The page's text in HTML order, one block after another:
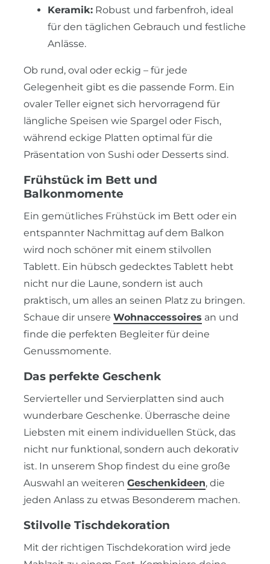
Keramik: Robust und farbenfroh, ideal
für den täglichen Gebrauch und festliche
Anlässe.
Ob rund, oval oder eckig – für jede
Gelegenheit gibt es die passende Form. Ein
ovaler Teller eignet sich hervorragend für
längliche Speisen wie Spargel oder Fisch,
während eckige Platten optimal für die
Präsentation von Sushi oder Desserts sind.
Frühstück im Bett und
Balkonmomente
Ein gemütliches Frühstück im Bett oder ein
entspannter Nachmittag auf dem Balkon
wird noch schöner mit einem stilvollen
Tablett. Ein hübsch gedecktes Tablett hebt
nicht nur die Laune, sondern ist auch
praktisch, um alles an seinen Platz zu bringen.
Schaue dir unsere Wohnaccessoires an und
finde die perfekten Begleiter für deine
Genussmomente.
Das perfekte Geschenk
Servierteller und Servierplatten sind auch
wunderbare Geschenke. Überrasche deine
Liebsten mit einem individuellen Stück, das
nicht nur funktional, sondern auch dekorativ
ist. In unserem Shop findest du eine große
Auswahl an weiteren Geschenkideen, die
jeden Anlass zu etwas Besonderem machen.
Stilvolle Tischdekoration
Mit der richtigen Tischdekoration wird jede